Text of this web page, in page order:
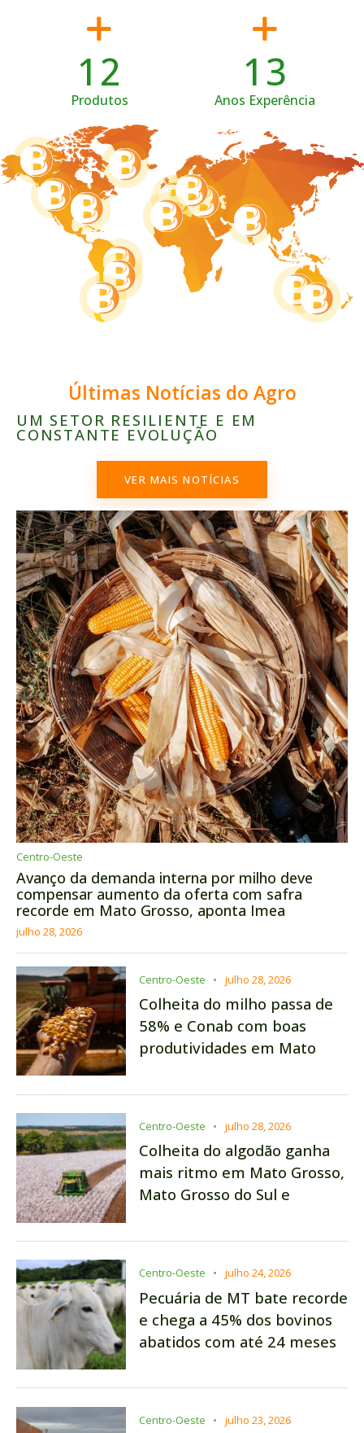
1 2
Produtos
1 3
Anos Experência
Últimas Notícias do Agro
UM SETOR RESILIENTE E EM
CONSTANTE EVOLUÇÃO
VER MAIS NOTÍCIAS
Centro-Oeste
Avanço da demanda interna por milho deve
compensar aumento da oferta com safra
recorde em Mato Grosso, aponta Imea
julho 28, 2026
Centro-Oeste julho 28, 2026
Colheita do milho passa de
58% e Conab com boas
produtividades em Mato
Tocantins, Maranhão e Piauí
Centro-Oeste julho 28, 2026
Colheita do algodão ganha
mais ritmo em Mato Grosso,
Mato Grosso do Sul e
Centro-Oeste julho 24, 2026
Pecuária de MT bate recorde
e chega a 45% dos bovinos
abatidos com até 24 meses
Centro-Oeste julho 23, 2026